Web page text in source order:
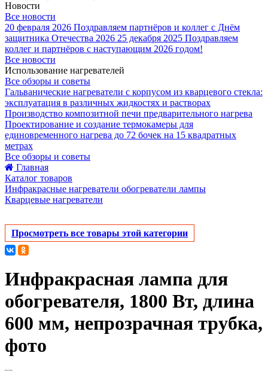
Новости
Все новости
20 февраля 2026 Поздравляем партнёров и коллег с Днём
защитника Отечества 2026 25 декабря 2025 Поздравляем
коллег и партнёров с наступающим 2026 годом!
Все новости
Использование нагревателей
Все обзоры и советы
Гальванические нагреватели с корпусом из кварцевого стекла:
эксплуатация в различных жидкостях и растворах
Производство композитной печи предварительного нагрева
Проектирование и создание термокамеры для
единовременного нагрева до 72 бочек на 15 квадратных
метрах
Все обзоры и советы
Главная
Каталог товаров
Инфракрасные нагреватели обогреватели лампы
Кварцевые нагреватели
Просмотреть все товары этой категории
Инфракрасная лампа для
обогревателя, 1800 Вт, длина
600 мм, непрозрачная трубка,
фото